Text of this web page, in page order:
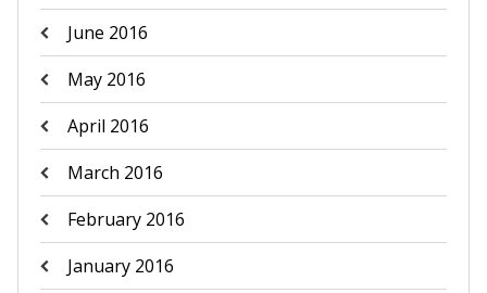
June 2016
May 2016
April 2016
March 2016
February 2016
January 2016